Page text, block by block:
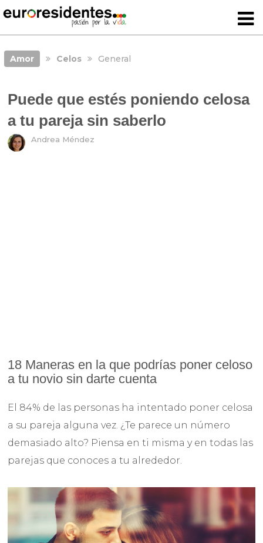
Amor Celos General
Puede que estés poniendo celosa
a tu pareja sin saberlo
Andrea Méndez
18 Maneras en la que podrías poner celoso
a tu novio sin darte cuenta
El 84% de las personas ha intentado poner celosa
a su pareja alguna vez. ¿Te parece un número
demasiado alto? Piensa en ti misma y en todas las
parejas que conoces a tu alrededor.